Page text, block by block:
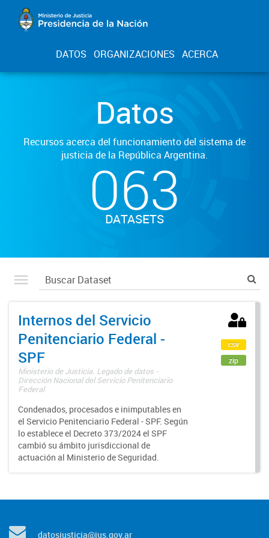
DATOS ORGANIZACIONES ACERCA
Datos
Recursos acerca del funcionamiento del sistema de
justicia de la República Argentina.
063
DATASETS
Internos del Servicio
Penitenciario Federal -
SPF
Ministerio de Justicia. Legado de datos -
Dirección Nacional del Servicio Penitenciario
Federal
Condenados, procesados e inimputables en
el Servicio Penitenciario Federal - SPF. Según
lo establece el Decreto 373/2024 el SPF
cambió su ámbito jurisdiccional de
actuación al Ministerio de Seguridad.
csv
zip
datosjusticia@jus.gov.ar